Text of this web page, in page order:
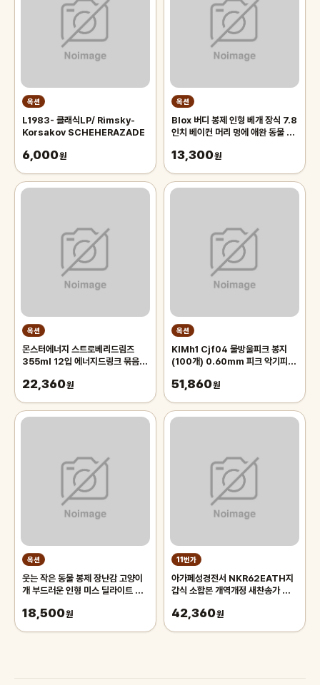
옥션
L1983- 클래식LP/ Rimsky-
Korsakov SCHEHERAZADE
6,000원
옥션
Blox 버디 봉제 인형 베개 장식 7.8
인치 베이컨 머리 멍에 애완 동물 장
13,300원
옥션
몬스터에너지 스트로베리드림즈
355ml 12입 에너지드링크 묶음판
22,360원
옥션
KlMh1 Cjf04 물방울피크 봉지
(100개) 0.60mm 피크 악기피크
렉기타피크
51,860원
옥션
웃는 작은 동물 봉제 장난감 고양이
개 부드러운 인형 미스 딜라이트 장
18,500원
11번가
아가페성경전서 NKR62EATH지
갑식 소합본 개역개정 새찬송가 색인
42,360원